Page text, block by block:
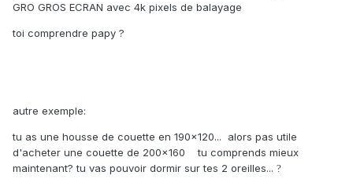
GRO GROS ECRAN avec 4k pixels de balayage
toi comprendre papy ?
autre exemple:
tu as une housse de couette en 190x120... alors pas utile
d'acheter une couette de 200x160 tu comprends mieux
maintenant? tu vas pouvoir dormir sur tes 2 oreilles... ?